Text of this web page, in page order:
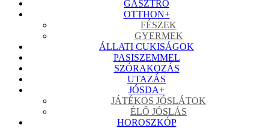
GASZTRO
OTTHON+
FÉSZEK
GYERMEK
ÁLLATI CUKISÁGOK
PASISZEMMEL
SZÓRAKOZÁS
UTAZÁS
JÓSDA+
JÁTÉKOS JÓSLÁTOK
ÉLŐ JÓSLÁS
HOROSZKÓP